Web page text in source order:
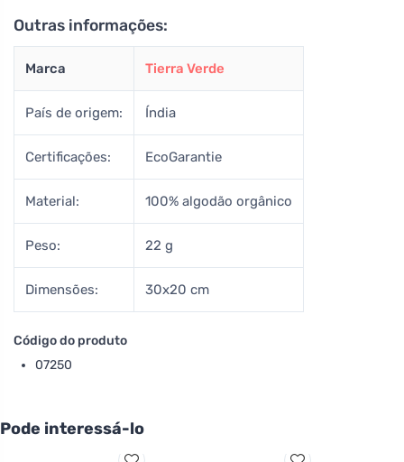
Outras informações:
Marca Tierra Verde
País de origem: Índia
Certificações: EcoGarantie
Material: 100% algodão orgânico
Peso: 22 g
Dimensões: 30x20 cm
Código do produto
07250
Pode interessá-lo